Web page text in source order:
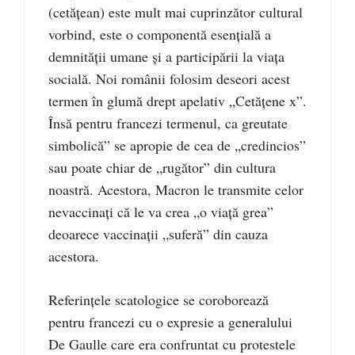
(cetăţean) este mult mai cuprinzător cultural
vorbind, este o componentă esenţială a
demnităţii umane şi a participării la viaţa
socială. Noi românii folosim deseori acest
termen în glumă drept apelativ „Cetăţene x”.
Însă pentru francezi termenul, ca greutate
simbolică” se apropie de cea de „credincios”
sau poate chiar de „rugător” din cultura
noastră. Acestora, Macron le transmite celor
nevaccinaţi că le va crea „o viaţă grea”
deoarece vaccinaţii „suferă” din cauza
acestora.
Referinţele scatologice se coroborează
pentru francezi cu o expresie a generalului
De Gaulle care era confruntat cu protestele